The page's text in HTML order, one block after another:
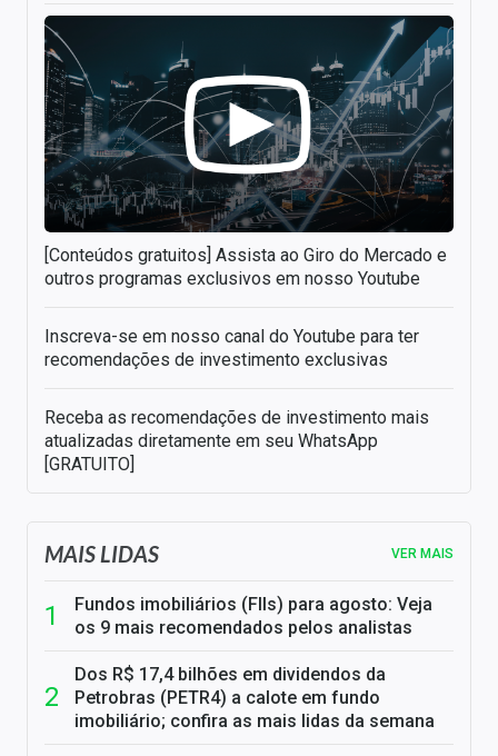
[Conteúdos gratuitos] Assista ao Giro do Mercado e
outros programas exclusivos em nosso Youtube
Inscreva-se em nosso canal do Youtube para ter
recomendações de investimento exclusivas
Receba as recomendações de investimento mais
atualizadas diretamente em seu WhatsApp
[GRATUITO]
MAIS LIDAS VER MAIS
Fundos imobiliários (FIIs) para agosto: Veja
os 9 mais recomendados pelos analistas
Dos R$ 17,4 bilhões em dividendos da
Petrobras (PETR4) a calote em fundo
imobiliário; confira as mais lidas da semana